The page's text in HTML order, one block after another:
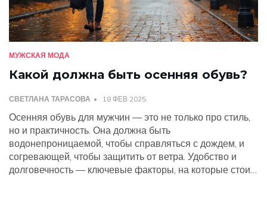
МУЖСКАЯ МОДА
Какой должна быть осенняя обувь?
СВЕТЛАНА ТАРАСОВА 18 ФЕВ 2025
Осенняя обувь для мужчин — это не только про стиль,
но и практичность. Она должна быть
водонепроницаемой, чтобы справляться с дождем, и
согревающей, чтобы защитить от ветра. Удобство и
долговечность — ключевые факторы, на которые стоит